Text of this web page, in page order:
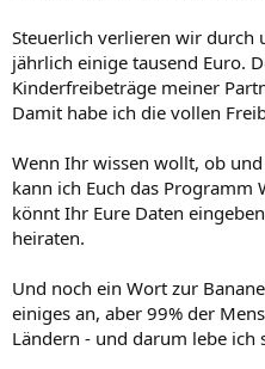
Steuerlich verlieren wir durch
jährlich einige tausend Euro.
Kinderfreibeträge meiner
Damit habe ich die vollen
Wenn Ihr wissen wollt, ob
kann ich Euch das Programm
könnt Ihr Eure Daten
heiraten.
Und noch ein Wort zur
einiges an, aber 99% der
Ländern - und darum lebe ich